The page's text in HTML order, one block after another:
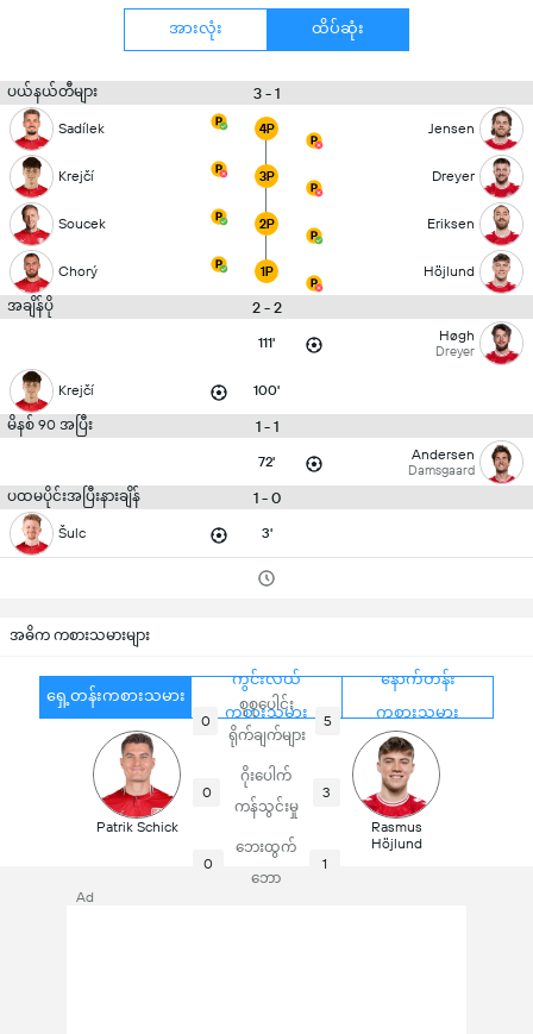
အားလုံး ထိပ်ဆုံး
ပယ်နယ်တီများ 3 - 1
Sadílek 4P Jensen
Krejčí 3P Dreyer
Soucek 2P Eriksen
Chorý 1P Höjlund
အချိန်ပို 2 - 2
111' Høgh
Dreyer
Krejčí 100'
မိနစ် 90 အပြီး 1 - 1
72' Andersen
Damsgaard
ပထမပိုင်းအပြီးနားချိန် 1 - 0
Šulc 3'
အဓိက ကစားသမားများ
ရှေ့တန်းကစားသမား
ကွင်းလယ်
ကစားသမား
နောက်တန်း
ကစားသမား
Patrik Schick
0
စုစုပေါင်း
ရိုက်ချက်များ
5
0
ဂိုးပေါက်
ကန်သွင်းမှု
3
0
ဘေးထွက်
ဘော
1
Rasmus
Höjlund
Ad